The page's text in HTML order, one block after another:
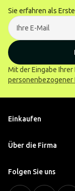
Sie erfahren als
Mit der Eingabe Ihrer
personenbezogener
Einkaufen
Über die Firma
Folgen Sie uns